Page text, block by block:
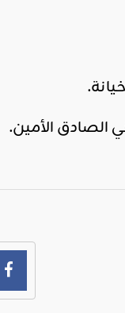
الصادق الأمين.